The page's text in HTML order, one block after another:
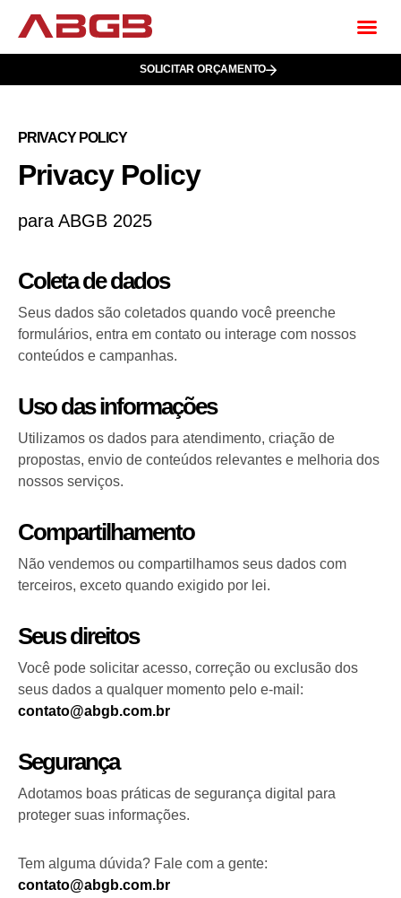
SOLICITAR ORÇAMENTO
PRIVACY POLICY
Privacy Policy
para ABGB 2025
Coleta de dados
Seus dados são coletados quando você preenche
formulários, entra em contato ou interage com nossos
conteúdos e campanhas.
Uso das informações
Utilizamos os dados para atendimento, criação de
propostas, envio de conteúdos relevantes e melhoria dos
nossos serviços.
Compartilhamento
Não vendemos ou compartilhamos seus dados com
terceiros, exceto quando exigido por lei.
Seus direitos
Você pode solicitar acesso, correção ou exclusão dos
seus dados a qualquer momento pelo e-mail:
contato@abgb.com.br
Segurança
Adotamos boas práticas de segurança digital para
proteger suas informações.
Tem alguma dúvida? Fale com a gente:
contato@abgb.com.br